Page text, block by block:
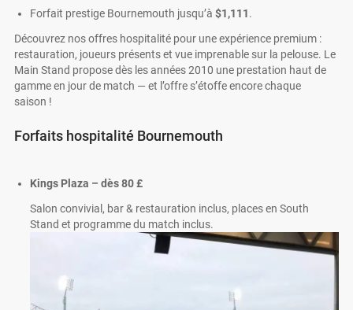
Forfait prestige Bournemouth jusqu’à $1,111.
Découvrez nos offres hospitalité pour une expérience premium :
restauration, joueurs présents et vue imprenable sur la pelouse. Le
Main Stand propose dès les années 2010 une prestation haut de
gamme en jour de match — et l’offre s’étoffe encore chaque
saison !
Forfaits hospitalité Bournemouth
Kings Plaza – dès80 £
Salon convivial, bar & restauration inclus, places en South
Stand et programme du match inclus.